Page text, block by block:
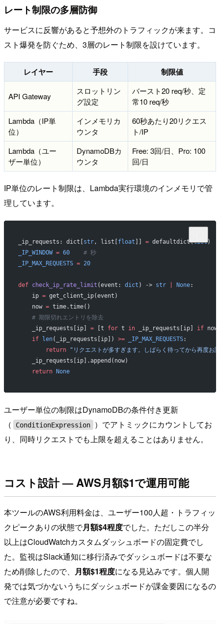
レート制限の多層防御
サービスに反響があると予想外のトラフィックが来ます。コ
スト爆発を防ぐため、3層のレート制限を設けています。
レイヤー 手段 制限値
API Gateway
スロットリン
グ設定
バースト20 req/秒、定
常10 req/秒
Lambda（IP単
位）
インメモリカ
ウンタ
60秒あたり20リクエス
ト/IP
Lambda（ユー
ザー単位）
DynamoDBカ
ウンタ
Free: 3回/日、Pro: 100
回/日
IP単位のレート制限は、Lambda実行環境のインメモリで管
理しています。
_ip_requests: dict[str, list[float ]] = defaultdict(list)
_IP_WINDOW = 60
    # 秒
_IP_MAX_REQUESTS = 20
def check_ip_rate_limit (event: dict ) -> str | None:
    ip
= get_client_ip(event)
    now
= time.time()
    # 期限切れエントリを除去
    _ip_requests[ip]
= [t for t in _ip_requests[ip] if
    if
len(_ip_requests[ip]) >= _IP_MAX_REQUESTS:
        return
"リクエストが多すぎます。しばらく待ってから再度お
    _ip_requests[ip].append(now)
    return
None
ユーザー単位の制限はDynamoDBの条件付き更新
（
ConditionExpression
）でアトミックにカウントしてお
り、同時リクエストでも上限を超えることはありません。
コスト設計 ― AWS月額$1で運用可能
本ツールのAWS利用料金は、ユーザー100人超・トラフィッ
クピークありの状態で月額$4程度でした。ただしこの半分
以上はCloudWatchカスタムダッシュボードの固定費でし
た。監視はSlack通知に移行済みでダッシュボードは不要な
ため削除したので、 月額$1程度になる見込みです。個人開
発では気づかないうちにダッシュボードが課金要因になるの
で注意が必要ですね。